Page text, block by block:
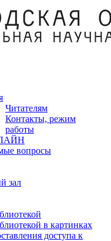
Читателям
Контакты, режим
работы
вопросы
зал
в картинках
доступа к